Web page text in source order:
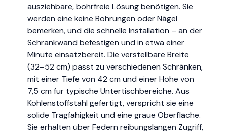
ausziehbare, bohrfreie Lösung benötigen. Sie
werden eine keine Bohrungen oder Nägel
bemerken, und die schnelle Installation – an der
Schrankwand befestigen und in etwa einer
Minute einsatzbereit. Die verstellbare Breite
(32–52 cm) passt zu verschiedenen Schränken,
mit einer Tiefe von 42 cm und einer Höhe von
7,5 cm für typische Untertischbereiche. Aus
Kohlenstoffstahl gefertigt, verspricht sie eine
solide Tragfähigkeit und eine graue Oberfläche.
Sie erhalten über Federn reibungslangen Zugriff,